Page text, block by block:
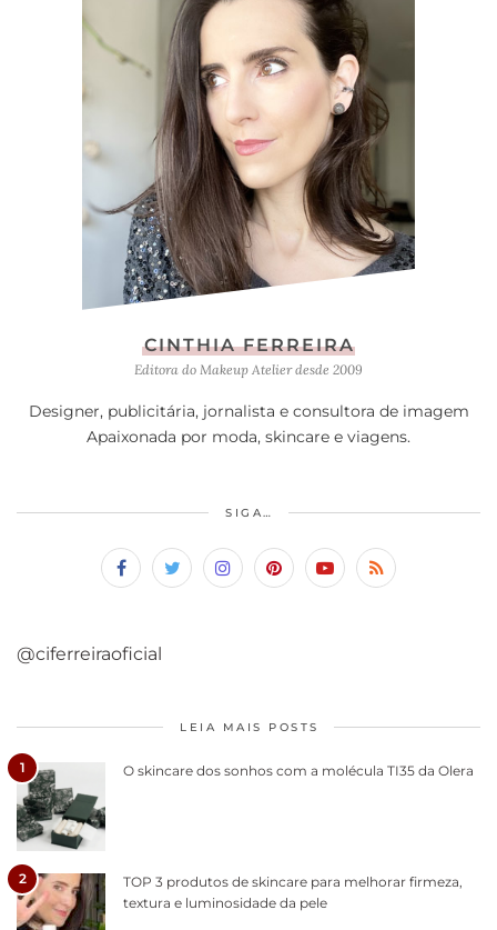
CINTHIA FERREIRA
Editora do Makeup Atelier desde 2009
Designer, publicitária, jornalista e consultora de imagem
Apaixonada por moda, skincare e viagens.
SIGA…
@ciferreiraoficial
LEIA MAIS POSTS
1 O skincare dos sonhos com a molécula TI35 da Olera
2
TOP 3 produtos de skincare para melhorar firmeza,
textura e luminosidade da pele